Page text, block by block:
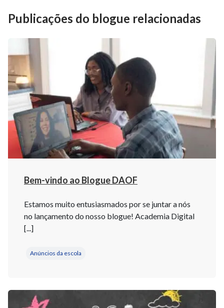
Publicações do blogue relacionadas
Bem-vindo ao Blogue DAOF
Estamos muito entusiasmados por se juntar a nós
no lançamento do nosso blogue! Academia Digital
[...]
Anúncios da escola